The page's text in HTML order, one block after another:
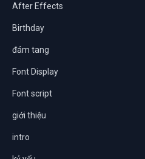
After Effects
Birthday
đám tang
Font Display
Font script
giới thiệu
intro